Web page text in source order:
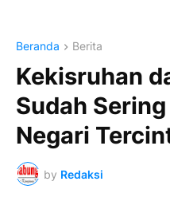
Beranda Berita
Kekisruhan
Sudah
Negari
by Redaksi